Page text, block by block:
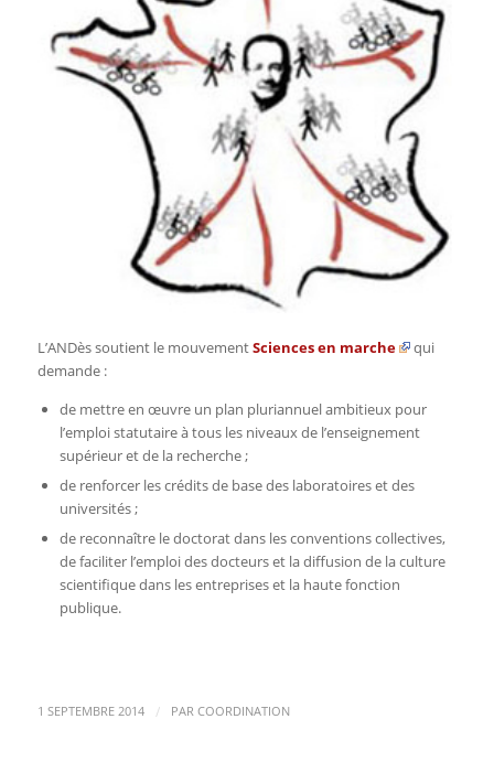
L’ANDès soutient le mouvementSciences en marche
qui
demande :
de mettre en œuvre un plan pluriannuel ambitieux pour
l’emploi statutaire à tous les niveaux de l’enseignement
supérieur et de la recherche ;
de renforcer les crédits de base des laboratoires et des
universités ;
de reconnaître le doctorat dans les conventions collectives,
de faciliter l’emploi des docteurs et la diffusion de la culture
scientifique dans les entreprises et la haute fonction
publique.
1 SEPTEMBRE 2014 / PAR COORDINATION